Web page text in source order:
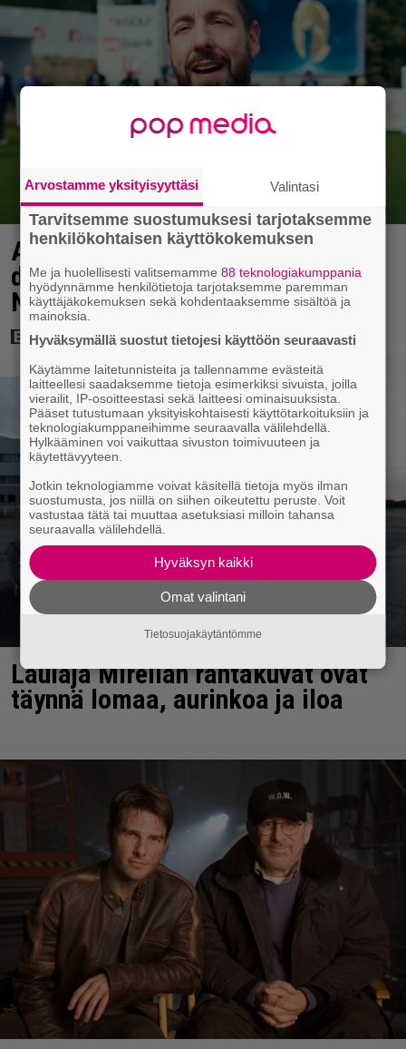
Adam Sandlerin 518 miljoonan
dollarin elokuvasarja saa jatkoa
Netflixillä
Laulaja Mirellan rantakuvat ovat
täynnä lomaa, aurinkoa ja iloa
Arvostamme yksityisyyttäsi Valintasi
Tarvitsemme suostumuksesi tarjotaksemme
henkilökohtaisen käyttökokemuksen
Me ja huolellisesti valitsemamme88 teknologiakumppania
hyödynnämme henkilötietoja tarjotaksemme paremman
käyttäjäkokemuksen sekä kohdentaaksemme sisältöä ja
mainoksia.
Hyväksymällä suostut tietojesi käyttöön seuraavasti
Käytämme laitetunnisteita ja tallennamme evästeitä
laitteellesi saadaksemme tietoja esimerkiksi sivuista, joilla
vierailit, IP-osoitteestasi sekä laitteesi ominaisuuksista.
Pääset tutustumaan yksityiskohtaisesti käyttötarkoituksiin ja
teknologiakumppaneihimme seuraavalla välilehdellä.
Hylkääminen voi vaikuttaa sivuston toimivuuteen ja
käytettävyyteen.
Jotkin teknologiamme voivat käsitellä tietoja myös ilman
suostumusta, jos niillä on siihen oikeutettu peruste. Voit
vastustaa tätä tai muuttaa asetuksiasi milloin tahansa
seuraavalla välilehdellä.
Hyväksyn kaikki
Omat valintani
Tietosuojakäytäntömme